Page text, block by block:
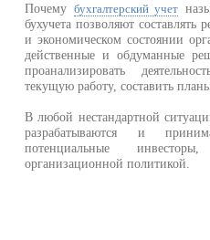
Почему бухгалтерский учет
бухучета позволяют
и экономическом состоянии
действенные и обдуманные
проанализировать
текущую работу, составить
В любой нестандартной
разрабатываются и
потенциальные
организационной политикой.